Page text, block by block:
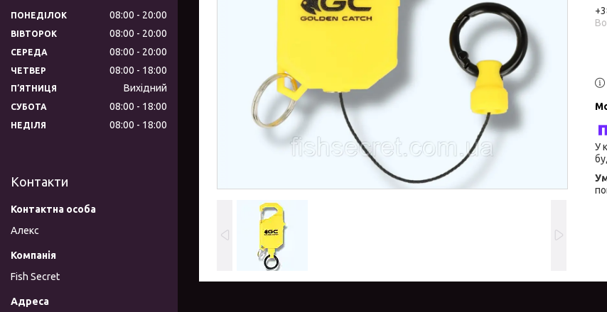
У
ПОНЕДІЛОК 08:00 20:00
ВІВТОРОК 08:00 20:00
СЕРЕДА 08:00 20:00
ЧЕТВЕР 08:00 18:00
ПʼЯТНИЦЯ Вихідний
СУБОТА 08:00 18:00
НЕДІЛЯ 08:00 18:00
Контакти
Алекс
Fish Secret